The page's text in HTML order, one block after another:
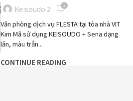
Keisoudo 2 2
Văn phòng dịch vụ FLESTA tại tòa nhà VIT
Kim Mã sử dụng KEISOUDO + Sena dạng
lăn, màu trắn...
CONTINUE READING